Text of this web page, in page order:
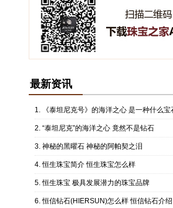
最新资讯
《泰坦尼克号》的海洋之心 是一种什么宝
“泰坦尼克”的海洋之心 竟然不是钻石
神秘的黑曜石 神秘的阿帕契之泪
恒生珠宝简介 恒生珠宝怎么样
恒生珠宝 极具发展潜力的珠宝品牌
恒信钻石(HIERSUN)怎么样 恒信钻石介绍